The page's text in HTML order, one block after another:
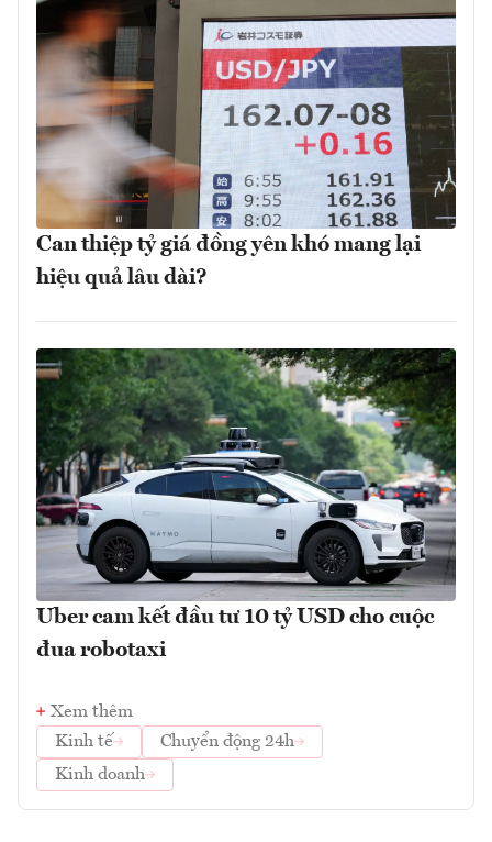
Can thiệp tỷ giá đồng yên khó mang lại
hiệu quả lâu dài?
Uber cam kết đầu tư 10 tỷ USD cho cuộc
đua robotaxi
Xem thêm
Kinh tế
Chuyển động 24h
Kinh doanh